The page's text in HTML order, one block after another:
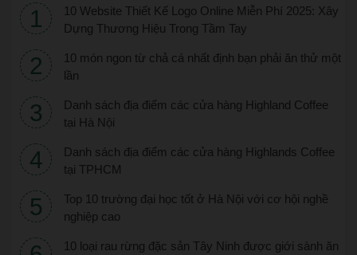
10 Website Thiết Kế Logo Online Miễn Phí 2025: Xây
Dựng Thương Hiệu Trong Tầm Tay
10 món ngon từ chả cá nhất định bạn phải ăn thử một
lần
Danh sách địa điểm các cửa hàng Highland Coffee
tại Hà Nội
Danh sách địa điểm các cửa hàng Highlands Coffee
tại TPHCM
Top 10 trường đại học tốt ở Hà Nội với cơ hội nghề
nghiệp cao
10 loại rau rừng đặc sản Tây Ninh được giới sành ăn